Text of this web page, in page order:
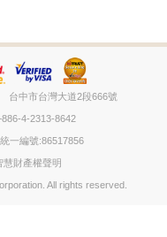
台中市台灣大道2段666號
4-2313-8642
統一編號:86517856
慧財產權聲明
All rights reserved.